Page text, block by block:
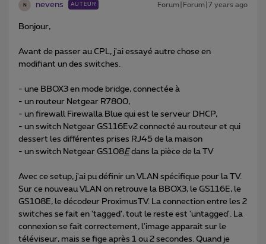
N nevens AUTEUR Forum|Forum|7 years ago
Bonjour,
Avant de passer au CPL, j'ai essayé autre chose en
modifiant un des switches.
- une BBOX3 en mode bridge, connectée à
- un routeur Netgear R7800,
- un firewall Firewalla Blue qui est le serveur DHCP,
- un switch Netgear GS116Ev2 connecté au routeur et qui
dessert les différentes prises RJ45 de la maison
- un switch Netgear GS108E dans la pièce de la TV
Avec ce setup, j'ai pu définir un VLAN spécifique pour la TV.
Sur ce nouveau VLAN on retrouve la BBOX3, le GS116E, le
GS108E, le décodeur ProximusTV. La connection entre les 2
switches se fait en 'tagged', tout le reste est 'untagged'. La
connexion se fait correctement, l'image apparait sur le
téléviseur, mais se fige après 1 ou 2 secondes. Quand je